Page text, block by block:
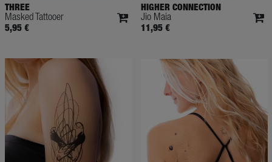
THREE
Masked Tattooer
5,95 €
HIGHER CONNECTION
Jio Maia
11,95 €